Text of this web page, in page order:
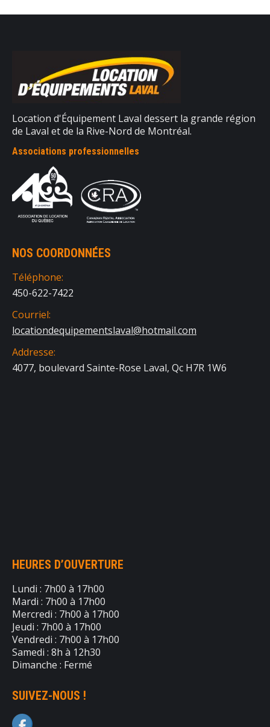
Location d'Équipement Laval dessert la grande région
de Laval et de la Rive-Nord de Montréal.
Associations professionnelles
NOS COORDONNÉES
Téléphone:
450-622-7422
Courriel:
locationdequipementslaval@hotmail.com
Addresse:
4077, boulevard Sainte-Rose Laval, Qc H7R 1W6
HEURES D’OUVERTURE
Lundi : 7h00 à 17h00
Mardi : 7h00 à 17h00
Mercredi : 7h00 à 17h00
Jeudi : 7h00 à 17h00
Vendredi : 7h00 à 17h00
Samedi : 8h à 12h30
Dimanche : Fermé
SUIVEZ-NOUS !